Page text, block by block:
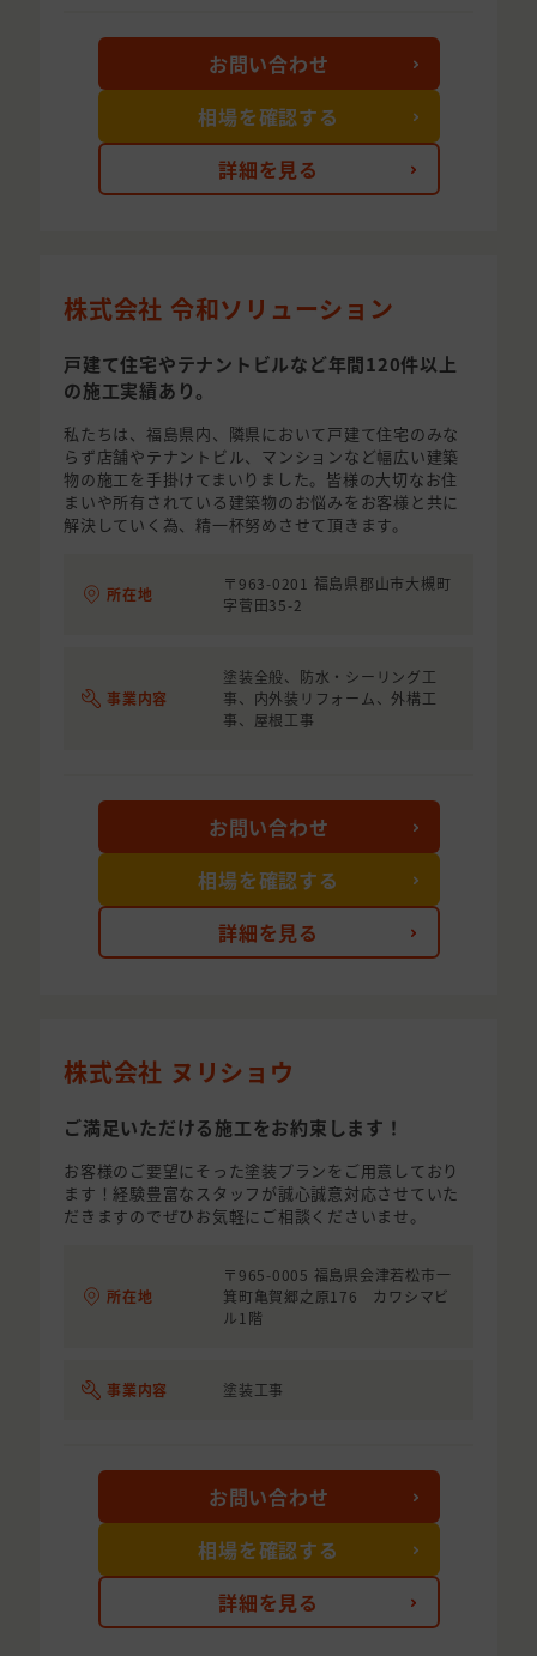
詳細を見る
お問い合わせ
相場を確認する
株式会社 令和ソリューション
戸建て住宅やテナントビルなど年間120件以上
の施工実績あり。
私たちは、福島県内、隣県において戸建て住宅のみな
らず店舗やテナントビル、マンションなど幅広い建築
物の施工を手掛けてまいりました。皆様の大切なお住
まいや所有されている建築物のお悩みをお客様と共に
解決していく為、精一杯努めさせて頂きます。
所在地
〒963-0201 福島県郡山市大槻町
字菅田35-2
事業内容
塗装全般、防水・シーリング工
事、内外装リフォーム、外構工
事、屋根工事
詳細を見る
お問い合わせ
相場を確認する
株式会社 ヌリショウ
ご満足いただける施工をお約束します！
お客様のご要望にそった塗装プランをご用意しており
ます！経験豊富なスタッフが誠心誠意対応させていた
だきますのでぜひお気軽にご相談くださいませ。
所在地
〒965-0005 福島県会津若松市一
箕町亀賀郷之原176 カワシマビ
ル1階
事業内容 塗装工事
詳細を見る
お問い合わせ
相場を確認する